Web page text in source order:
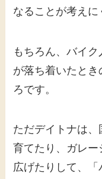
なることが考えに
もちろん、バイ
が落ち着いたとき
ろです。
ただデイトナは
育てたり、ガレ
広げたりして、